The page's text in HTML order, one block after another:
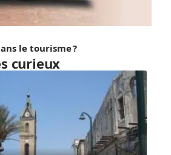
le tourisme ?
curieux